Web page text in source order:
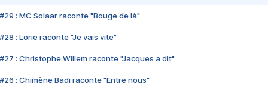
#29 : MC Solaar raconte "Bouge de là"
#28 : Lorie raconte "Je vais vite"
#27 : Christophe Willem raconte "Jacques a dit"
#26 : Chimène Badi raconte "Entre nous"